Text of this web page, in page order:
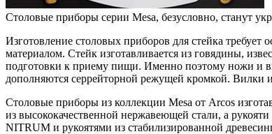
Столовые приборы серии Mesa, безусловно, станут
Изготовление столовых приборов для стейка
материалом. Стейк изготавливается из говядины,
подготовки к приему пищи. Именно поэтому ножи и
дополняются серрейторной режущей кромкой. Вилки
Столовые приборы из коллекции Mesa от Arcos
из высококачественной нержавеющей стали, а
NITRUM и рукоятями из стабилизированной